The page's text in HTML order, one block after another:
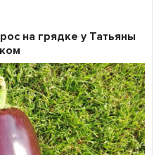
на грядке у Татьяны